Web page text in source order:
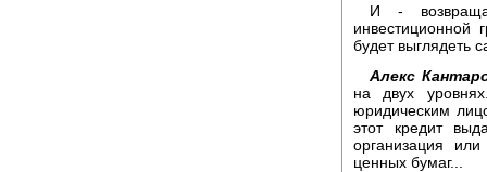
И -
инвестиционной
будет выглядеть
Алекс
на двух
юридическим
этот кредит
организация или
ценных бумаг...